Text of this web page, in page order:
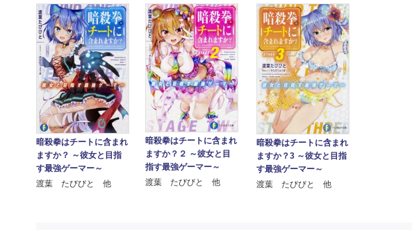
暗殺拳はチートに含まれ
ますか？ ～彼女と目指
す最強ゲーマー～
渡葉 たびびと 他
暗殺拳はチートに含まれ
ますか？２ ～彼女と目
指す最強ゲーマー～
渡葉 たびびと 他
暗殺拳はチートに含まれ
ますか？3 ～彼女と目指
す最強ゲーマー～
渡葉 たびびと 他